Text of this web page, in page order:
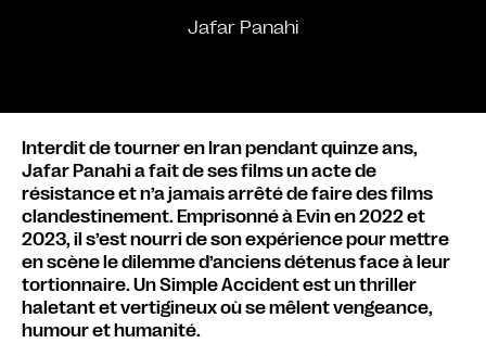
Jafar Panahi
Interdit de tourner en Iran pendant quinze ans,
Jafar Panahi a fait de ses films un acte de
résistance et n’a jamais arrêté de faire des films
clandestinement. Emprisonné à Evin en 2022 et
2023, il s’est nourri de son expérience pour mettre
en scène le dilemme d’anciens détenus face à leur
tortionnaire. Un Simple Accident est un thriller
haletant et vertigineux où se mêlent vengeance,
humour et humanité.